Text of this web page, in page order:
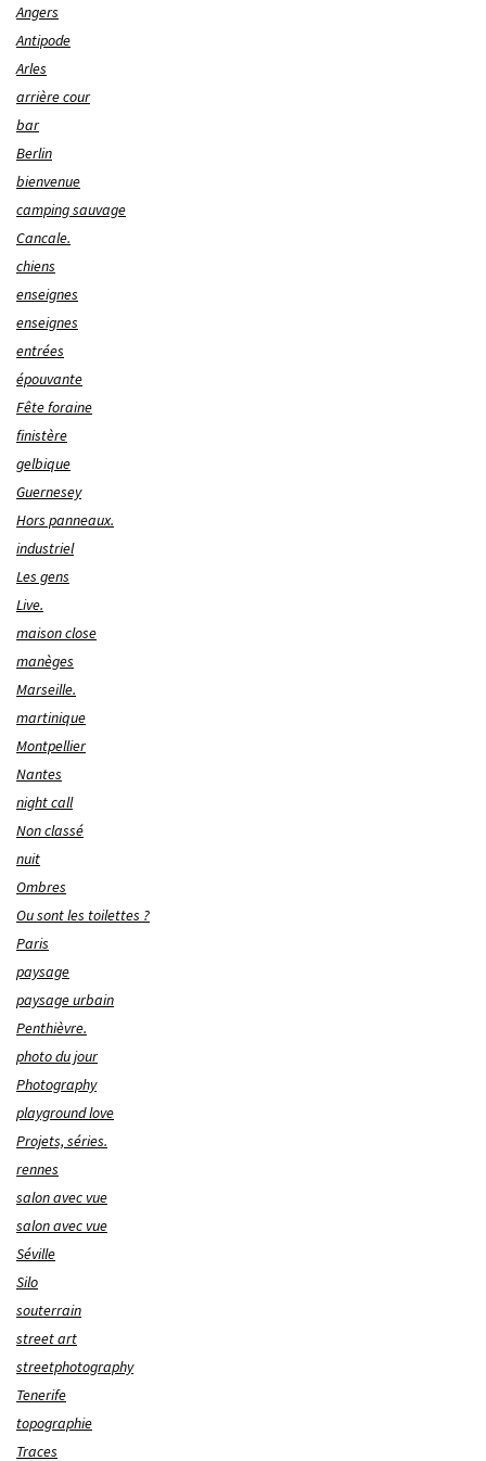
Angers
Antipode
Arles
arrière cour
bar
Berlin
bienvenue
camping sauvage
Cancale.
chiens
enseignes
enseignes
entrées
épouvante
Fête foraine
finistère
gelbique
Guernesey
Hors panneaux.
industriel
Les gens
Live.
maison close
manèges
Marseille.
martinique
Montpellier
Nantes
night call
Non classé
nuit
Ombres
Ou sont les toilettes ?
Paris
paysage
paysage urbain
Penthièvre.
photo du jour
Photography
playground love
Projets, séries.
rennes
salon avec vue
salon avec vue
Séville
Silo
souterrain
street art
streetphotography
Tenerife
topographie
Traces